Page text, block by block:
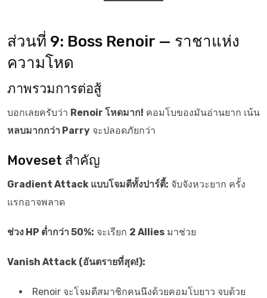
ส่วนที่ 9: Boss Renoir — ราชาแห่ง
ความโหด
ภาพรวมการต่อสู้
บอกเลยครับว่า Renoir โหดมาก! คอมโบของมันอ่านยาก เน้น
หลบมากกว่า Parry จะปลอดภัยกว่า
Moveset สำคัญ
Gradient Attack แบบโจมตีทั้งปาร์ตี้: จับจังหวะยาก ครั้ง
แรกอาจพลาด
ช่วง HP ต่ำกว่า 50%: จะเรียก 2 Allies มาช่วย
Vanish Attack (อันตรายที่สุด!):
Renoir จะโจมตีสมาชิกคนนึงด้วยคอมโบยาว จบด้วย